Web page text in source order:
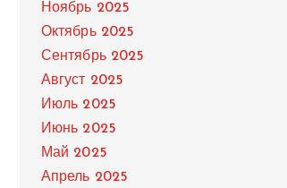
Ноябрь 2025
Октябрь 2025
Сентябрь 2025
Август 2025
Июль 2025
Июнь 2025
Май 2025
Апрель 2025